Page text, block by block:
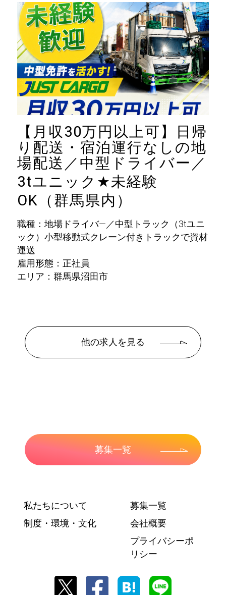
【月収30万円以上可】日帰
り配送・宿泊運行なしの地
場配送／中型ドライバー／
3tユニック ★未経験
OK（群馬県内）
職種：地場ドライバ―／中型トラック（3tユニ
ック）小型移動式クレーン付きトラックで資材
運送
雇用形態：正社員
エリア：群馬県沼田市
他の求人を見る
募集一覧
私たちについて
制度・環境・文化
募集一覧
会社概要
プライバシーポ
リシー